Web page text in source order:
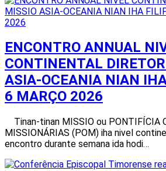
ENCONTRO ANNUAL
CONTINENTAL
ASIA-OCEANIA NIAN
6 MARÇO 2026
Tinan-tinan MISSIO ou PONTIFÍCIA
MISSIONÁRIAS (POM) iha nivel
encontro durante semana ida hodi…